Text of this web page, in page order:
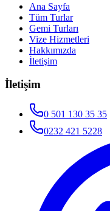
Ana Sayfa
Tüm Turlar
Gemi Turları
Vize Hizmetleri
Hakkımızda
İletişim
İletişim
0 501 130 35 35
0232 421 5228